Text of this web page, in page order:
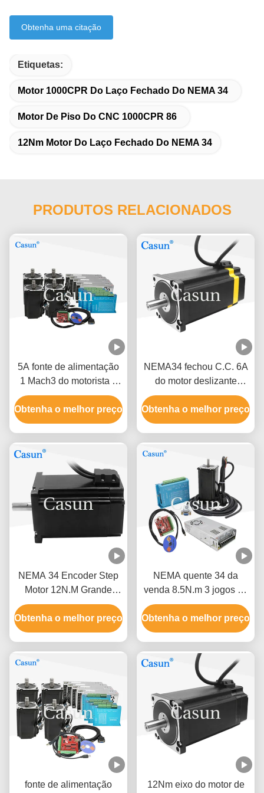
Obtenha uma citação
Etiquetas:
Motor 1000CPR Do Laço Fechado Do NEMA 34
Motor De Piso Do CNC 1000CPR 86
12Nm Motor Do Laço Fechado Do NEMA 34
PRODUTOS RELACIONADOS
5A fonte de alimentação
1 Mach3 do motorista 4
do motor 4 do jogo 4 do
motor deslizante de laço
fechado do NEMA 34
Obtenha o melhor preço
NEMA34 fechou C.C. 6A
do motor deslizante
86X86mm 8.5Nm 3.24V
de laço para o CNC
Obtenha o melhor preço
NEMA 34 Encoder Step
Motor 12N.M Grande
Torque de Segurança
Motor Stepper de Loop
Fechado Para CNC
Obtenha o melhor preço
NEMA quente 34 da
venda 8.5N.m 3 jogos do
motor deslizante de laço
fechado da linha central
com o codificador
do CNC
Obtenha o melhor preço
fonte de alimentação
12Nm eixo do motor de